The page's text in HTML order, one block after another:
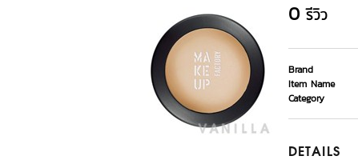
0 รีวิว
Brand
Item Name
Category
DETAILS